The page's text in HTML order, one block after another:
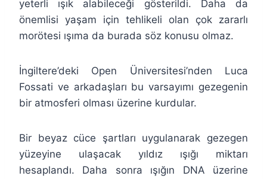
yeterli ışık alabileceği gösterildi. Daha da
önemlisi yaşam için tehlikeli olan çok zararlı
morötesi ışıma da burada söz konusu olmaz.
İngiltere’deki Open Üniversitesi’nden Luca
Fossati ve arkadaşları bu varsayımı gezegenin
bir atmosferi olması üzerine kurdular.
Bir beyaz cüce şartları uygulanarak gezegen
yüzeyine ulaşacak yıldız ışığı miktarı
hesaplandı. Daha sonra ışığın DNA üzerine